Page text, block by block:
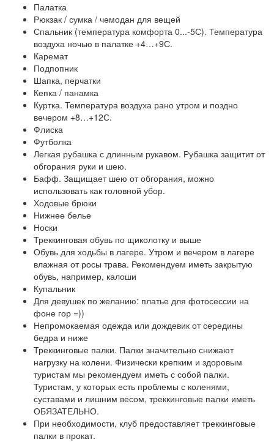
Палатка
Рюкзак / сумка / чемодан для вещей
Спальник (температура комфорта 0...-5С). Температура
воздуха ночью в палатке +4…+9С.
Каремат
Подпопник
Шапка, перчатки
Кепка / панамка
Куртка. Температура воздуха рано утром и поздно
вечером +8…+12С.
Флиска
Футболка
Легкая рубашка с длинным рукавом. Рубашка защитит от
обгорания руки и шею.
Бафф. Защищает шею от обгорания, можно
использовать как головной убор.
Ходовые брюки
Нижнее белье
Носки
Треккинговая обувь по щиколотку и выше
Обувь для ходьбы в лагере. Утром и вечером в лагере
влажная от росы трава. Рекомендуем иметь закрытую
обувь, например, калоши
Купальник
Для девушек по желанию: платье для фотосессии на
фоне гор =))
Непромокаемая одежда или дождевик от середины
бедра и ниже
Треккинговые палки. Палки значительно снижают
нагрузку на колени. Физически крепким и здоровым
туристам мы рекомендуем иметь с собой палки.
Туристам, у которых есть проблемы с коленями,
суставами и лишним весом, треккинговые палки иметь
ОБЯЗАТЕЛЬНО.
При необходимости, клуб предоставляет треккинговые
палки в прокат.